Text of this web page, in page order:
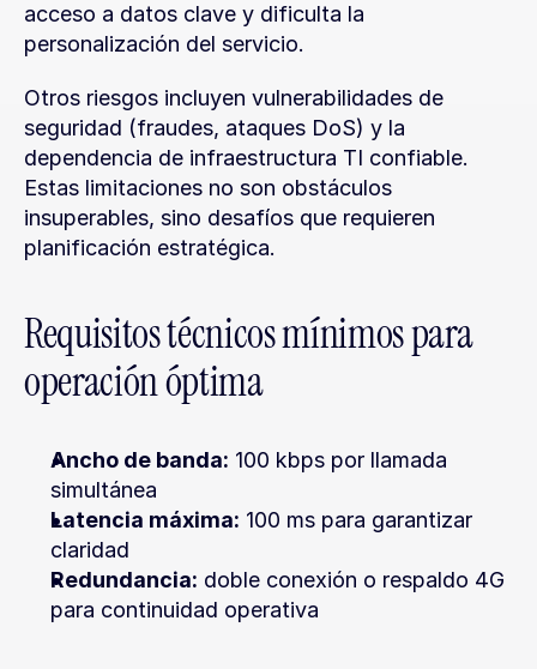
acceso a datos clave y dificulta la
personalización del servicio.
Otros riesgos incluyen vulnerabilidades de
seguridad (fraudes, ataques DoS) y la
dependencia de infraestructura TI confiable.
Estas limitaciones no son obstáculos
insuperables, sino desafíos que requieren
planificación estratégica.
Requisitos técnicos mínimos para
operación óptima
Ancho de banda: 100 kbps por llamada
simultánea
Latencia máxima: 100 ms para garantizar
claridad
Redundancia: doble conexión o respaldo 4G
para continuidad operativa